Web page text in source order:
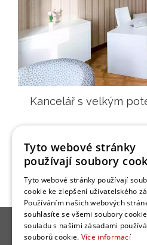
Kancelář s velkým
Tyto webové stránky
používají soubory
Tyto webové stránky používají
cookie ke zlepšení uživatelského
Používáním našich webových
souhlasíte se všemi soubory
souladu s našimi zásadami
souborů cookie. Více informací